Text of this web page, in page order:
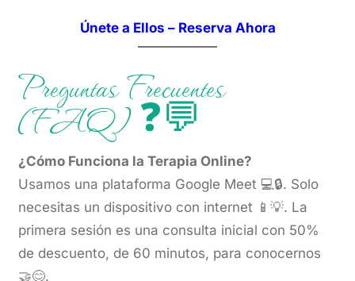
Únete a Ellos – Reserva Ahora
Preguntas Frecuentes
(FAQ) ❓💬
¿Cómo Funciona la Terapia Online?
Usamos una plataforma Google Meet 💻🔒. Solo
necesitas un dispositivo con internet 📱💡. La
primera sesión es una consulta inicial con 50%
de descuento, de 60 minutos, para conocernos
🤝😊.